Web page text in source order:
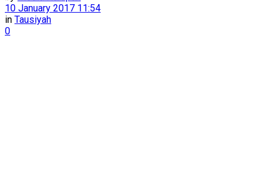
10 January 2017 11:54
in Tausiyah
0